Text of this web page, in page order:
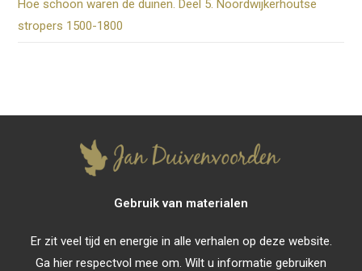
Hoe schoon waren de duinen. Deel 5. Noordwijkerhoutse
stropers 1500-1800
Gebruik van materialen
Er zit veel tijd en energie in alle verhalen op deze website.
Ga hier respectvol mee om. Wilt u informatie gebruiken